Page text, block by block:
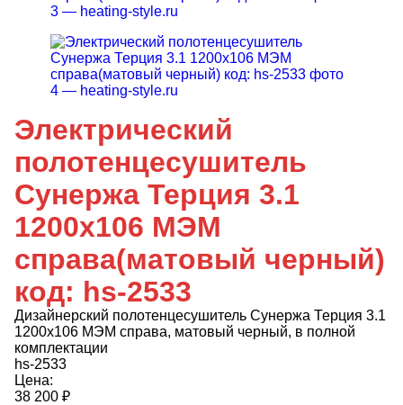
Электрический
полотенцесушитель
Сунержа Терция 3.1
1200х106 МЭМ
справа(матовый черный)
код: hs-2533
Дизайнерский полотенцесушитель Сунержа Терция 3.1
1200х106 МЭМ справа, матовый черный, в полной
комплектации
hs-2533
Цена:
38 200 ₽